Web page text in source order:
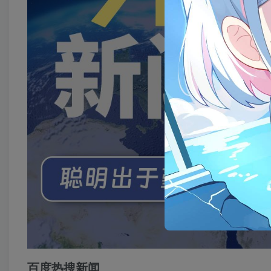
百度热搜新闻